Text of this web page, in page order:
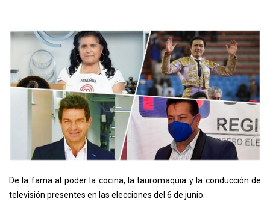
De la fama al poder la cocina, la tauromaquia y la conducción de
televisión presentes en las elecciones del 6 de junio.